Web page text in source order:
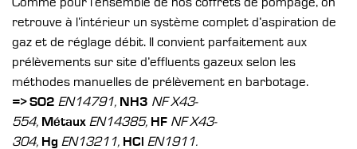
retrouve à l’intérieur un système complet d’aspiration de
gaz et de réglage débit. Il convient parfaitement aux
prélèvements sur site d’effluents gazeux selon les
méthodes manuelles de prélèvement en barbotage.
=> SO2 EN14791, NH3 NF X43-
554, Métaux EN14385, HF NF X43-
304, Hg EN13211, HCl EN1911.